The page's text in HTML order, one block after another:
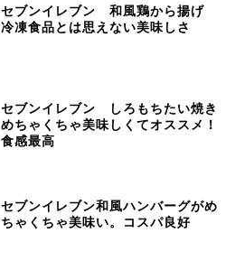
セブンイレブン 和風鶏から揚げ
冷凍食品とは思えない美味しさ
セブンイレブン しろもちたい焼き
めちゃくちゃ美味しくてオススメ！
食感最高
セブンイレブン和風ハンバーグがめ
ちゃくちゃ美味い。コスパ良好